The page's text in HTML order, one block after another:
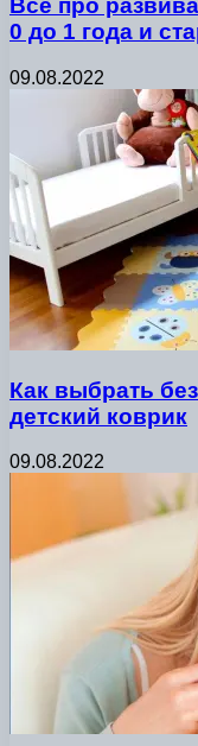
Всё про
0 до 1 года и
09.08.2022
Как выбрать
детский коврик
09.08.2022